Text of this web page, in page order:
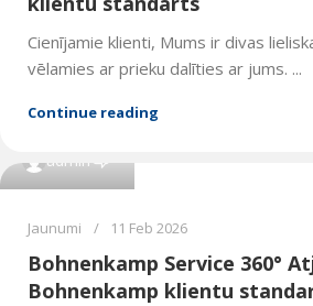
Cienījamie klienti, Mums ir divas
vēlamies ar prieku dalīties ar jums. ...
Continue reading
admin
Jaunumi 11 Feb 2026
Bohnenkamp Service 360°
Bohnenkamp klientu